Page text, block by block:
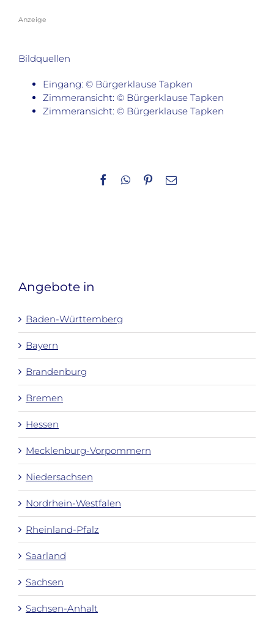
Anzeige
Bildquellen
Eingang: © Bürgerklause Tapken
Zimmeransicht: © Bürgerklause Tapken
Zimmeransicht: © Bürgerklause Tapken
Facebook
WhatsApp
Pinterest
E-
Angebote in
Baden-Württemberg
Bayern
Brandenburg
Bremen
Hessen
Mecklenburg-Vorpommern
Niedersachsen
Nordrhein-Westfalen
Rheinland-Pfalz
Saarland
Sachsen
Sachsen-Anhalt